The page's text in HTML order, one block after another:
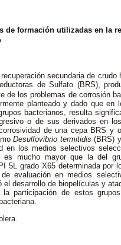
de formación utilizadas en la
secundaria de crudo
de Sulfato (BRS),
de los problemas de corrosión
planteado y dado que en
bacterianos, resulta
o de sus derivados en
de una cepa BRS y
Desulfovibrio termitidis (BRS) y
en los medios selectivos
es mucho mayor que la del
5L grado X65 determinada por
evaluación en medios
desarrollo de biopelículas y
participación de estos